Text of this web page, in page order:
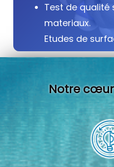
Test de qualité
materiaux.
Etudes de
Notre